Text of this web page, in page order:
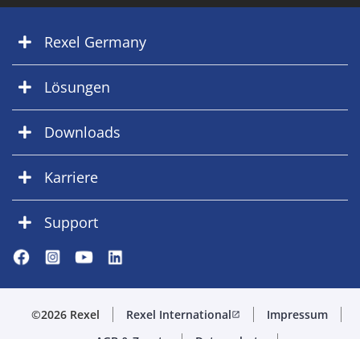
Rexel Germany
Lösungen
Downloads
Karriere
Support
©2026 Rexel Rexel Internationalopen_in_new
Impressum